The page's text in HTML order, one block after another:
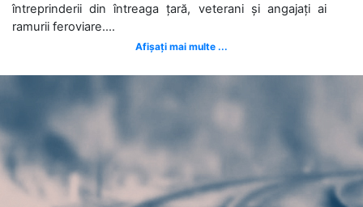
întreprinderii din întreaga țară, veterani și angajați ai
ramurii feroviare....
Afișați mai multe ...